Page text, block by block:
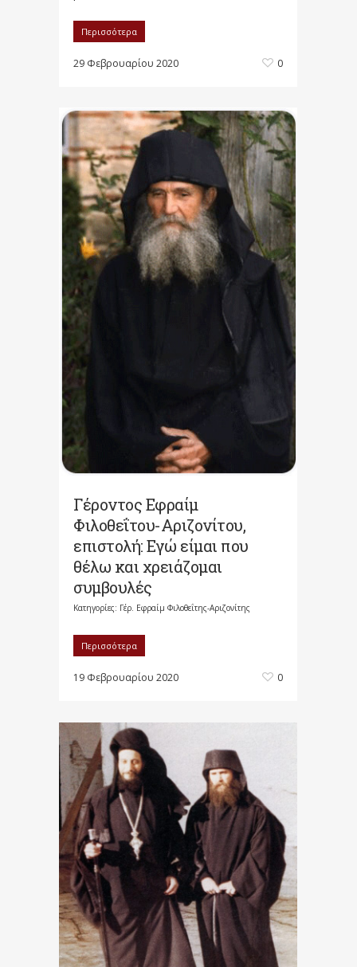
Περισσότερα
29 Φεβρουαρίου 2020 0
Γέροντος Εφραίμ
Φιλοθεΐτου-Αριζονίτου,
επιστολή: Εγώ είμαι που
θέλω και χρειάζομαι
συμβουλές
Κατηγορίες: Γέρ. Εφραίμ Φιλοθεΐτης-Αριζονίτης
Περισσότερα
19 Φεβρουαρίου 2020 0